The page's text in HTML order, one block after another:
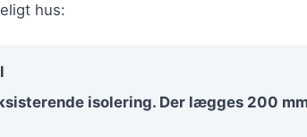
hus:
isolering. Der lægges 200